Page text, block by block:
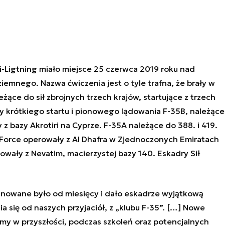
miało miejsce 25 czerwca 2019 roku nad
Nazwa ćwiczenia jest o tyle trafna, że brały w
do sił zbrojnych trzech krajów, startujące z trzech
krótkiego startu i pionowego lądowania F-35B, należące
z bazy Akrotiri na Cyprze. F-35A należące do 388. i 419.
operowały z Al Dhafra w Zjednoczonych Emiratach
z Nevatim, macierzystej bazy 140. Eskadry Sił
było od miesięcy i dało eskadrze wyjątkową
się od naszych przyjaciół, z „klubu F-35”. […] Nowe
w przyszłości, podczas szkoleń oraz potencjalnych